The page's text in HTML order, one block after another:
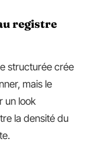
registre
structurée crée
mais le
un look
la densité du